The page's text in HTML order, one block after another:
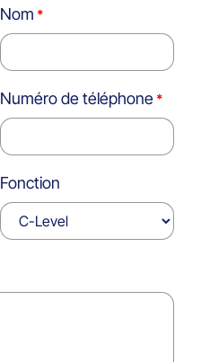
Nom
Numéro de téléphone
Fonction